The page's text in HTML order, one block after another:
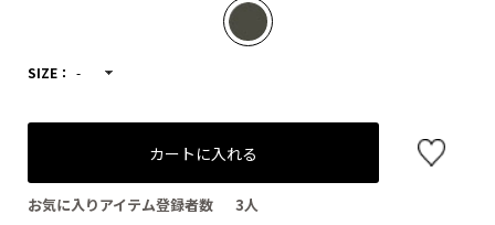
SIZE： -
カートに入れる
お気に入りアイテム登録者数 3人